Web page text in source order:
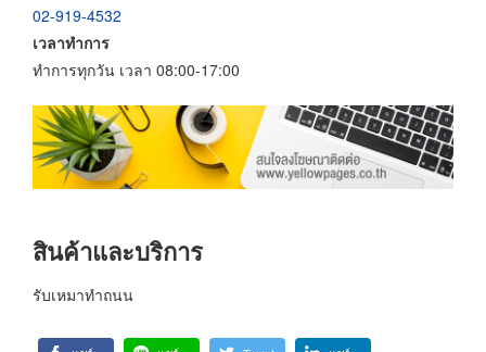
02-919-4532
เวลาทำการ
ทำการทุกวัน เวลา 08:00-17:00
สินค้าและบริการ
รับเหมาทำถนน